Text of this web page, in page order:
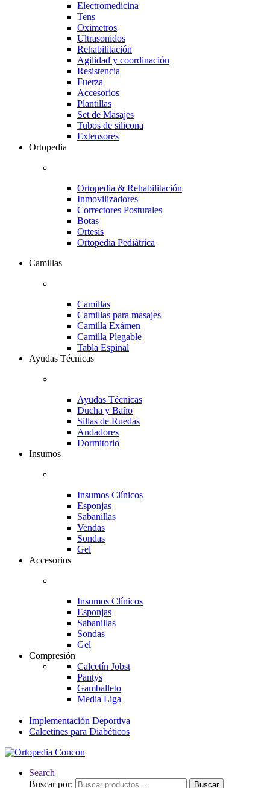
Electromedicina
Tens
Oximetros
Ultrasonidos
Rehabilitación
Agilidad y coordinación
Resistencia
Fuerza
Accesorios
Plantillas
Set de Masajes
Tubos de silicona
Extensores
Ortopedia
Ortopedia & Rehabilitación
Inmovilizadores
Correctores Posturales
Botas
Ortesis
Ortopedia Pediátrica
Camillas
Camillas
Camillas para masajes
Camilla Exámen
Camilla Plegable
Tabla Espinal
Ayudas Técnicas
Ayudas Técnicas
Ducha y Baño
Sillas de Ruedas
Andadores
Dormitorio
Insumos
Insumos Clínicos
Esponjas
Sabanillas
Vendas
Sondas
Gel
Accesorios
Insumos Clínicos
Esponjas
Sabanillas
Sondas
Gel
Compresión
Calcetín Jobst
Pantys
Gamballeto
Media Liga
Implementación Deportiva
Calcetines para Diabéticos
Search
Buscar por:
Buscar